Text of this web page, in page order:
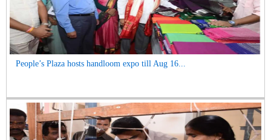
People’s Plaza hosts handloom expo till Aug 16...